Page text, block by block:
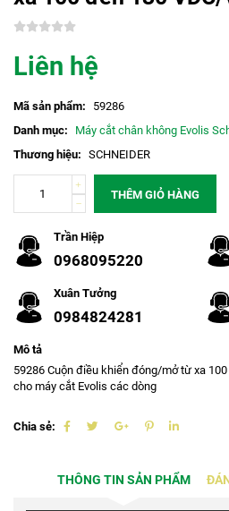
Liên hệ
Mã sản phẩm:
59286
Danh mục:
Máy cắt chân không Evolis
Thương hiệu: SCHNEIDER
THÊM GIỎ HÀNG
Trần Hiệp
0968095220
Xuân Tưởng
0984824281
Mô tả
59286 Cuộn điều khiển đóng/mở từ xa
cho máy cắt Evolis các dòng
Chia sẻ:
THÔNG TIN SẢN PHẨM